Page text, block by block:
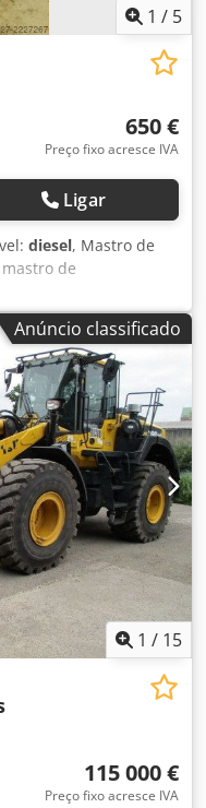
1 / 5
650 €
Preço fixo acresce IVA
Ligar
diesel, Mastro de
de
traseira Chedpjcd
-Capacidade de
3500 mm -Sinal
Anúncio classificado
1 / 15
115 000 €
Preço fixo acresce IVA